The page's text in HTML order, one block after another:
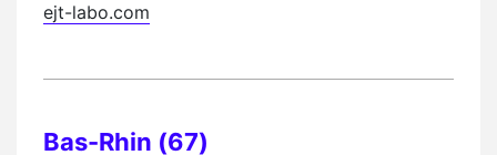
ejt-labo.com
Bas-Rhin (67)